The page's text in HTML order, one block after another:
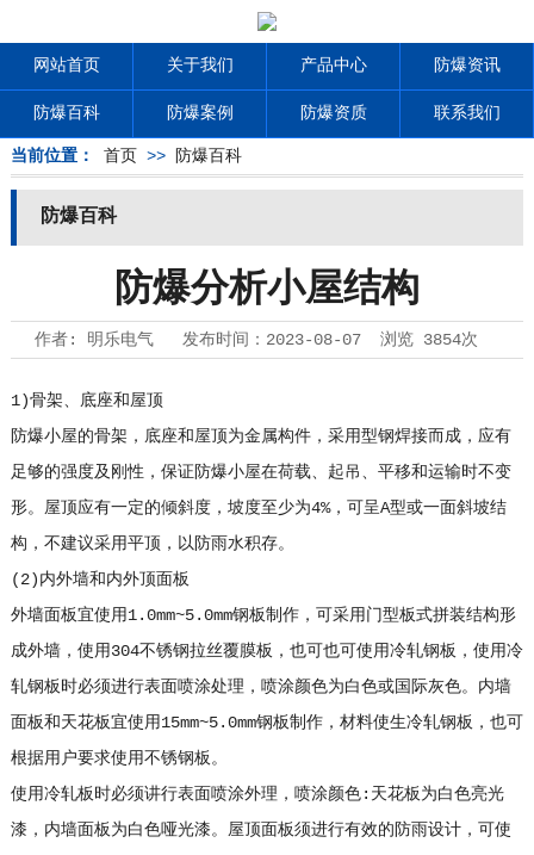
网站首页 关于我们 产品中心 防爆资讯
防爆百科 防爆案例 防爆资质 联系我们
当前位置： 首页 >> 防爆百科
防爆百科
防爆分析小屋结构
作者: 明乐电气 发布时间： 2023-08-07浏览 3854次
1)骨架、底座和屋顶
防爆小屋的骨架，底座和屋顶为金属构件，采用型钢焊接而成，应有
足够的强度及刚性，保证防爆小屋在荷载、起吊、平移和运输时不变
形。屋顶应有一定的倾斜度，坡度至少为4%，可呈A型或一面斜坡结
构，不建议采用平顶，以防雨水积存。
(2)内外墙和内外顶面板
外墙面板宜使用1.0mm~5.0mm钢板制作，可采用门型板式拼装结构形
成外墙，使用304不锈钢拉丝覆膜板，也可也可使用冷轧钢板，使用冷
轧钢板时必须进行表面喷涂处理，喷涂颜色为白色或国际灰色。内墙
面板和天花板宜使用15mm~5.0mm钢板制作，材料使生冷轧钢板，也可
根据用户要求使用不锈钢板。
使用冷轧板时必须讲行表面喷涂外理，喷涂颜色:天花板为白色亮光
漆，内墙面板为白色哑光漆。屋顶面板须进行有效的防雨设计，可使